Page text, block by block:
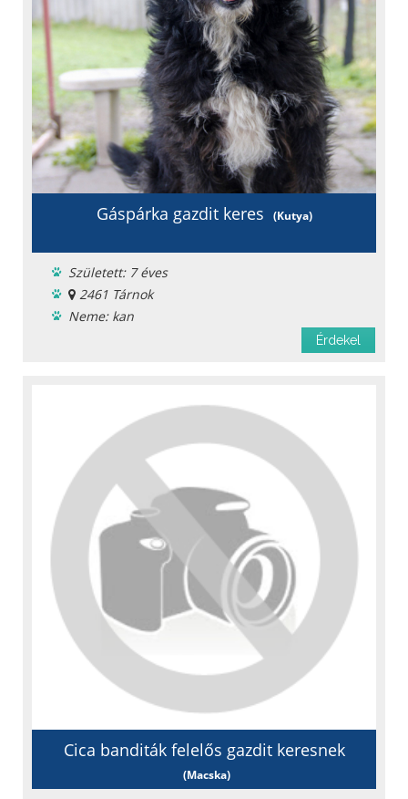
Gáspárka gazdit keres (Kutya)
Született: 7 éves
2461 Tárnok
Neme: kan
Chipje van
Oltási könyv
Fajta: keverék
Érdekel
Cica banditák felelős gazdit keresnek
(Macska)